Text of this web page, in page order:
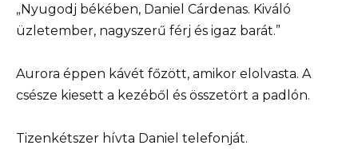
„Nyugodj békében, Daniel Cárdenas. Kiváló
üzletember, nagyszerű férj és igaz barát.”
Aurora éppen kávét főzött, amikor elolvasta. A
csésze kiesett a kezéből és összetört a padlón.
Tizenkétszer hívta Daniel telefonját.